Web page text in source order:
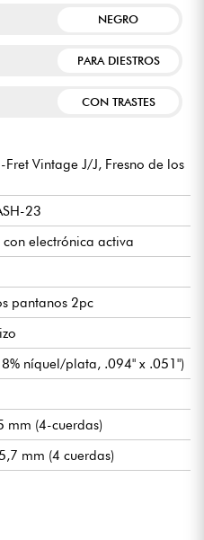
NEGRO
PARA DIESTROS
CON TRASTES
Vintage J/J, Fresno de los
23
electrónica activa
pantanos 2pc
níquel/plata, .094" x .051")
mm (4-cuerdas)
mm (4 cuerdas)
mm (4 cuerdas)
mm (4 cuerdas)de zumbidos
/ Bass boost (interruptor true
para preamplificador
concéntricos)
de cuerdas